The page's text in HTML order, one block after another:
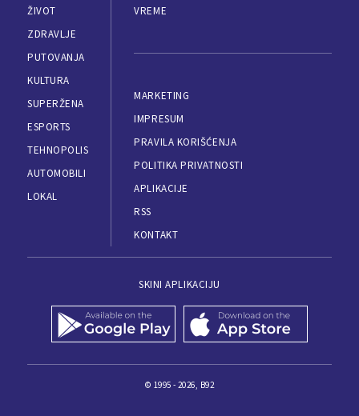
ŽIVOT
ZDRAVLJE
PUTOVANJA
KULTURA
SUPERŽENA
ESPORTS
TEHNOPOLIS
AUTOMOBILI
LOKAL
VREME
MARKETING
IMPRESUM
PRAVILA KORIŠĆENJA
POLITIKA PRIVATNOSTI
APLIKACIJE
RSS
KONTAKT
SKINI APLIKACIJU
© 1995 - 2026, B92